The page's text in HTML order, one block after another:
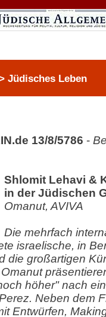
Jüdisches Leben
13/8/5786 -
Shlomit Lehavi &
in der Jüdischen
Omanut, AVIVA
Die mehrfach
israelische, in
die großartigen
höher" nach
Neben dem
Entwürfen,